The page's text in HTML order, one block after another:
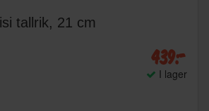
tallrik, 21 cm
439:-
I lager